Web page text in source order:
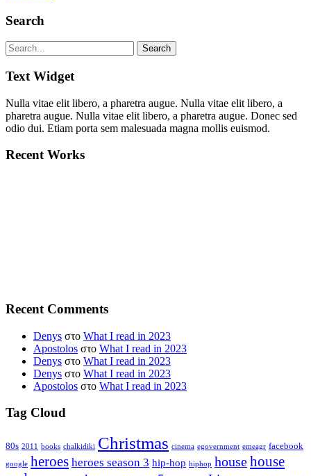
Search
Text Widget
Nulla vitae elit libero, a pharetra augue. Nulla vitae elit libero, a
pharetra augue. Nulla vitae elit libero, a pharetra augue. Donec sed
odio dui. Etiam porta sem malesuada magna mollis euismod.
Recent Works
Recent Comments
Denys στο What I read in 2023
Apostolos στο What I read in 2023
Denys στο What I read in 2023
Denys στο What I read in 2023
Apostolos στο What I read in 2023
Tag Cloud
80s 2011 books chalkidiki Christmas cinema egovernment emeagr facebook
google heroes heroes season 3 hip-hop hiphop househouse